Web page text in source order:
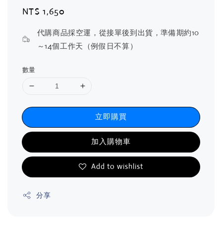
Regular
NT$ 1,650
代購商品採空運，從接單後到出貨，準備期約10
～14個工作天（例假日不算）
數量
立即購買
加入購物車
Add to wishlist
分享